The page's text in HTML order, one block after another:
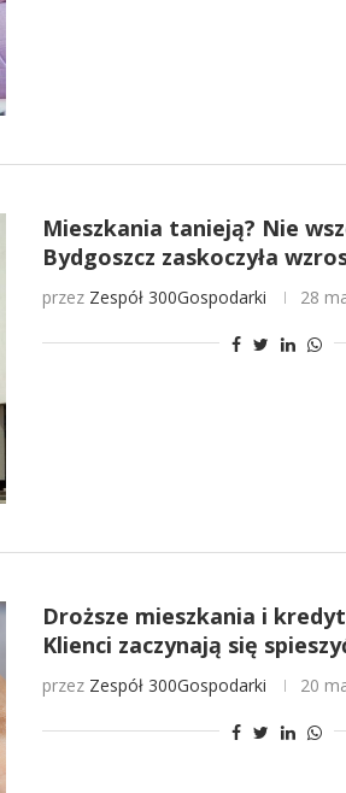
Mieszkania tanieją? Nie
Bydgoszcz zaskoczyła
przez Zespół 300Gospodarki 28
Droższe mieszkania i
Klienci zaczynają się
przez Zespół 300Gospodarki 20